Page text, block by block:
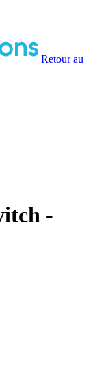
Retour au
-